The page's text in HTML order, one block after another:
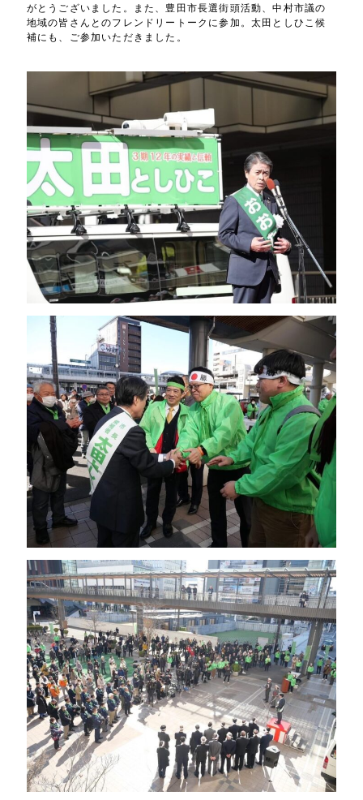
がとうございました。また、豊田市長選街頭活動、中村市議の
地域の皆さんとのフレンドリートークに参加。太田としひこ候
補にも、ご参加いただきました。